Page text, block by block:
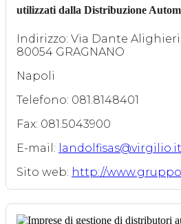
utilizzati dalla Distribuzione
Indirizzo: Via Dante
80054 GRAGNANO
Napoli
Telefono: 081.8148401
Fax: 081.5043900
E-mail: landolfisas@virgilio.it
Sito web: http://